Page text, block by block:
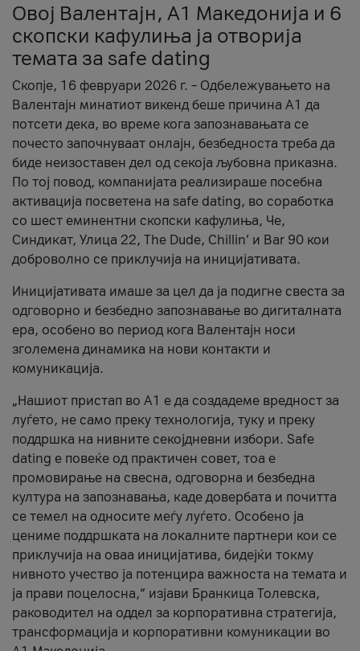
Овој Валентајн, A1 Македонија и 6
скопски кафулиња ја отворија
темата за safe dating
Скопје, 16 февруари 2026 г. – Одбележувањето на
Валентајн минатиот викенд беше причина А1 да
потсети дека, во време кога запознавањата се
почесто започнуваат онлајн, безбедноста треба да
биде неизоставен дел од секоја љубовна приказна.
По тој повод, компанијата реализираше посебна
активација посветена на safe dating, во соработка
со шест еминентни скопски кафулиња, Че,
Синдикат, Улица 22, The Dude, Chillin’ и Bar 90 кои
доброволно се приклучија на иницијативата.
Иницијативата имаше за цел да ја подигне свеста за
одговорно и безбедно запознавање во дигиталната
ера, особено во период кога Валентајн носи
зголемена динамика на нови контакти и
комуникација.
„Нашиот пристап во А1 е да создадеме вредност за
луѓето, не само преку технологија, туку и преку
поддршка на нивните секојдневни избори. Safe
dating е повеќе од практичен совет, тоа е
промовирање на свесна, одговорна и безбедна
култура на запознавања, каде довербата и почитта
се темел на односите меѓу луѓето. Особено ја
цениме поддршката на локалните партнери кои се
приклучија на оваа иницијатива, бидејќи токму
нивното учество ја потенцира важноста на темата и
ја прави поцелосна,“ изјави Бранкица Толевска,
раководител на оддел за корпоративна стратегија,
трансформација и корпоративни комуникации во